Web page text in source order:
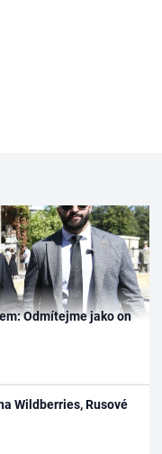
Odmítejme jako on
Wildberries, Rusové